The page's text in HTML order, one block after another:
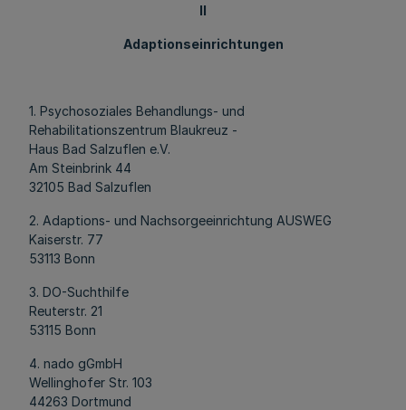
II
Adaptionseinrichtungen
1. Psychosoziales Behandlungs- und
Rehabilitationszentrum Blaukreuz -
Haus Bad Salzuflen e.V.
Am Steinbrink 44
32105 Bad Salzuflen
2. Adaptions- und Nachsorgeeinrichtung AUSWEG
Kaiserstr. 77
53113 Bonn
3. DO-Suchthilfe
Reuterstr. 21
53115 Bonn
4. nado gGmbH
Wellinghofer Str. 103
44263 Dortmund